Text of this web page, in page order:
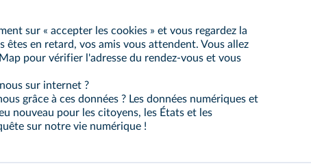
sur « accepter les cookies » et vous regardez la
êtes en retard, vos amis vous attendent. Vous allez
pour vérifier l'adresse du rendez-vous et vous
sur internet ?
grâce à ces données ? Les données numériques et
nouveau pour les citoyens, les États et les
sur notre vie numérique !